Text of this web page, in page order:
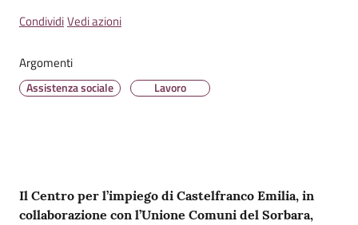
CondividiVedi azioni
Argomenti
Assistenza sociale Lavoro
Contenuto
Il Centro per l’impiego di Castelfranco Emilia, in
collaborazione con l’Unione Comuni del Sorbara,